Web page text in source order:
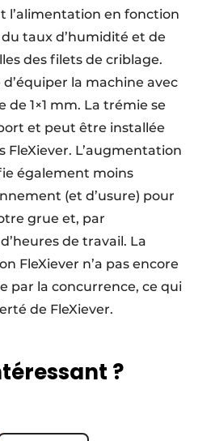
l’alimentation en fonction
taux d’humidité et de
des filets de criblage.
la machine avec
de 1×1 mm. La trémie se
et peut être installée
FleXiever. L’augmentation
également moins
(et d’usure) pour
grue et, par
de travail. La
FleXiever n’a pas encore
par la concurrence, ce qui
de FleXiever.
?